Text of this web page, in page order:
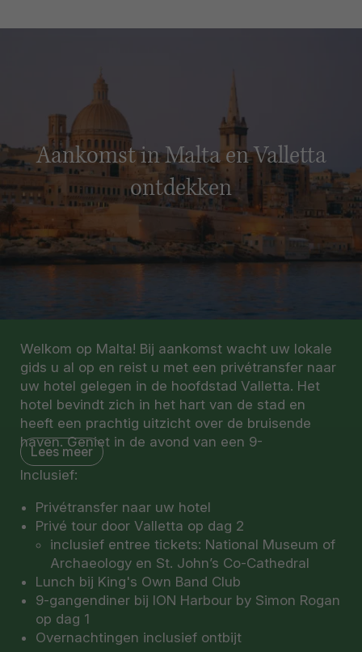
Aankomst in Malta en Valletta
ontdekken
Welkom op Malta! Bij aankomst wacht uw lokale
gids u al op en reist u met een privétransfer naar
uw hotel gelegen in de hoofdstad Valletta. Het
hotel bevindt zich in het hart van de stad en
heeft een prachtig uitzicht over de bruisende
haven. Geniet in de avond van een 9-
gangendiner bij ION Harbour wat 2 Michelin
sterren heeft. Een goed en culinair begin van uw
Ontwaak de volgende dag en geniet van een
heerlijk ontbijt voordat u de historische straatjes
van de stad verkent. Samen met uw gids ontdekt
u Valletta, de indrukwekkende hoofdstad van
Malta en UNESCO-werelderfgoed. Tijdens een
wandeling door de historische straten ontdekt u
de nalatenschap van de Ridders van Sint-Jan,
Lees meer
Inclusief:
Privétransfer naar uw hotel
Privé tour door Valletta op dag 2
inclusief entree tickets: National Museum of
Archaeology en St. John’s Co-Cathedral
Lunch bij King's Own Band Club
9-gangendiner bij ION Harbour by Simon Rogan
op dag 1
Overnachtingen inclusief ontbijt